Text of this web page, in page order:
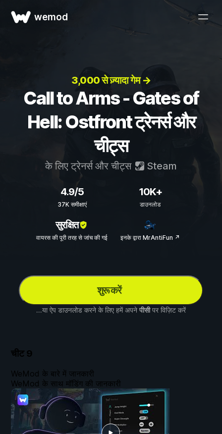
wemod
3,000 से ज़्यादा गेम →
Call to Arms - Gates of
Hell: Ostfront ट्रेनर्स और
चीट्स
के लिए ट्रेनर्स और चीट्स Steam
4.9/5
37K समीक्षाएं
10K+
डाउनलोड
सुरक्षित
वायरस की पूरी तरह से जांच की गई इनके द्वारा MrAntiFun ↗
शुरू करें
...या ऐप डाउनलोड करने के लिए हमें अपने पीसीपर विज़िट करें
चीट 9
WeMod के बारे में जानकारी
WeMod के साथ मॉडिंग की जानकारी